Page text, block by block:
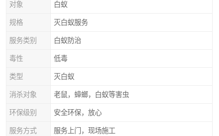
对象 白蚁
规格 灭白蚁服务
服务类别 白蚁防治
毒性 低毒
类型 灭白蚁
消杀对象 老鼠，蟑螂，白蚁等害虫
环保级别 安全环保，放心
服务方式 服务上门，现场施工